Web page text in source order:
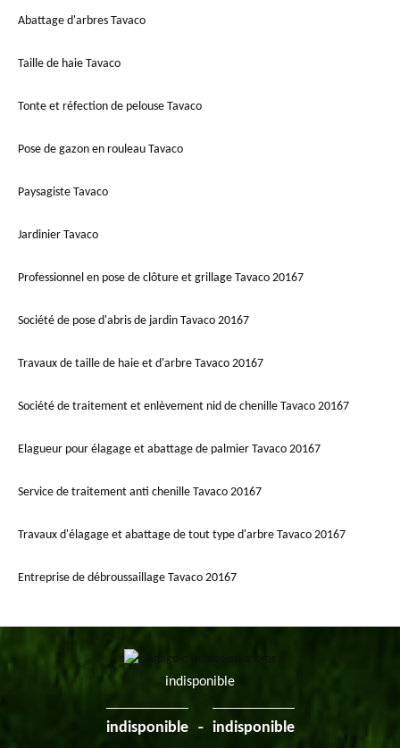
Abattage d'arbres Tavaco
Taille de haie Tavaco
Tonte et réfection de pelouse Tavaco
Pose de gazon en rouleau Tavaco
Paysagiste Tavaco
Jardinier Tavaco
Professionnel en pose de clôture et grillage Tavaco 20167
Société de pose d'abris de jardin Tavaco 20167
Travaux de taille de haie et d'arbre Tavaco 20167
Société de traitement et enlèvement nid de chenille Tavaco 20167
Elagueur pour élagage et abattage de palmier Tavaco 20167
Service de traitement anti chenille Tavaco 20167
Travaux d'élagage et abattage de tout type d'arbre Tavaco 20167
Entreprise de débroussaillage Tavaco 20167
indisponible
indisponible - indisponible